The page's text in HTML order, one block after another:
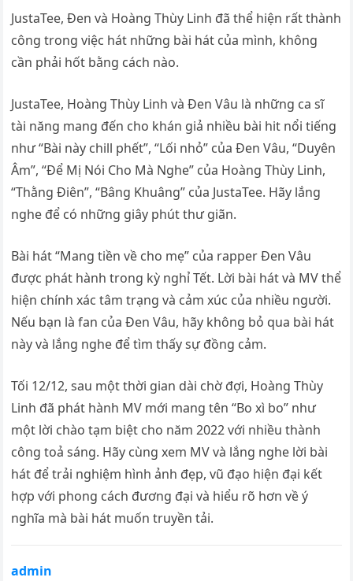
JustaTee, Đen và Hoàng Thùy Linh đã thể hiện rất thành
công trong việc hát những bài hát của mình, không
cần phải hốt bằng cách nào.
JustaTee, Hoàng Thùy Linh và Đen Vâu là những ca sĩ
tài năng mang đến cho khán giả nhiều bài hit nổi tiếng
như “Bài này chill phết”, “Lối nhỏ” của Đen Vâu, “Duyên
Âm”, “Để Mị Nói Cho Mà Nghe” của Hoàng Thùy Linh,
“Thằng Điên”, “Bâng Khuâng” của JustaTee. Hãy lắng
nghe để có những giây phút thư giãn.
Bài hát “Mang tiền về cho mẹ” của rapper Đen Vâu
được phát hành trong kỳ nghỉ Tết. Lời bài hát và MV thể
hiện chính xác tâm trạng và cảm xúc của nhiều người.
Nếu bạn là fan của Đen Vâu, hãy không bỏ qua bài hát
này và lắng nghe để tìm thấy sự đồng cảm.
Tối 12/12, sau một thời gian dài chờ đợi, Hoàng Thùy
Linh đã phát hành MV mới mang tên “Bo xì bo” như
một lời chào tạm biệt cho năm 2022 với nhiều thành
công toả sáng. Hãy cùng xem MV và lắng nghe lời bài
hát để trải nghiệm hình ảnh đẹp, vũ đạo hiện đại kết
hợp với phong cách đương đại và hiểu rõ hơn về ý
nghĩa mà bài hát muốn truyền tải.
admin